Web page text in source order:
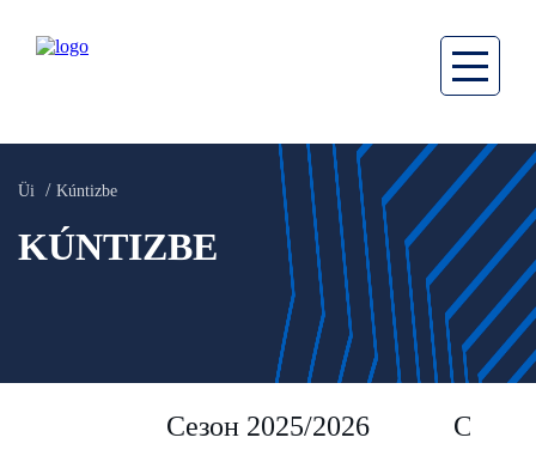
Üi Kúntizbe
KÚNTIZBE
Сезон 2025/2026 Сезон